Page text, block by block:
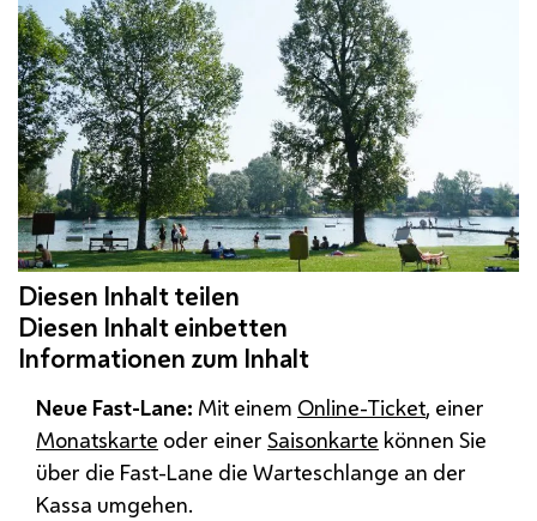
Neue Fast-Lane: Mit einem Online-Ticket, einer
Monatskarte oder einer Saisonkarte können Sie
über die Fast-Lane die Warteschlange an der
Kassa umgehen.